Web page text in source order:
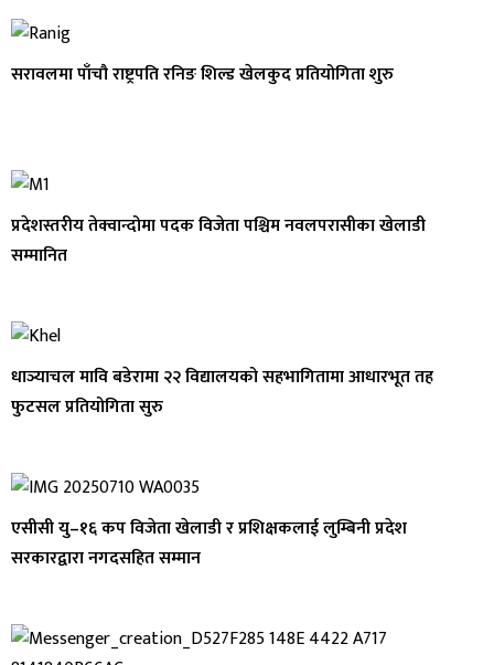
सरावलमा पाँचौ राष्ट्रपति रनिङ शिल्ड खेलकुद प्रतियोगिता शुरु
प्रदेशस्तरीय तेक्वान्दोमा पदक विजेता पश्चिम नवलपरासीका खेलाडी
सम्मानित
धाञ्याचल मावि बडेरामा २२ विद्यालयको सहभागितामा आधारभूत तह
फुटसल प्रतियोगिता सुरु
एसीसी यु–१६ कप विजेता खेलाडी र प्रशिक्षकलाई लुम्बिनी प्रदेश
सरकारद्वारा नगदसहित सम्मान